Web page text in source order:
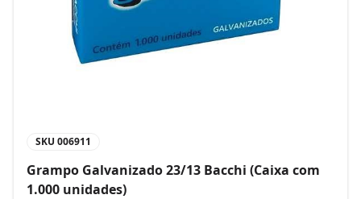
SKU 006911
Grampo Galvanizado 23/13 Bacchi (Caixa com
1.000 unidades)